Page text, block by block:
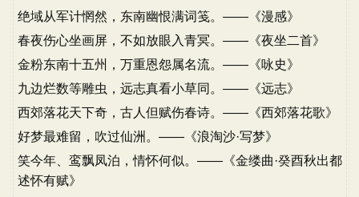
绝域从军计惘然，东南幽恨满词笺。——《漫感》
春夜伤心坐画屏，不如放眼入青冥。——《夜坐二首》
金粉东南十五州，万重恩怨属名流。——《咏史》
九边烂数等雕虫，远志真看小草同。——《远志》
西郊落花天下奇，古人但赋伤春诗。——《西郊落花歌》
好梦最难留，吹过仙洲。——《浪淘沙·写梦》
笑今年、鸾飘凤泊，情怀何似。——《金缕曲·癸酉秋出都
述怀有赋》